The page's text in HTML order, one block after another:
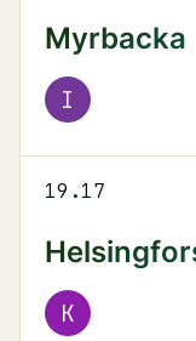
Myrbacka
I
19.17
K